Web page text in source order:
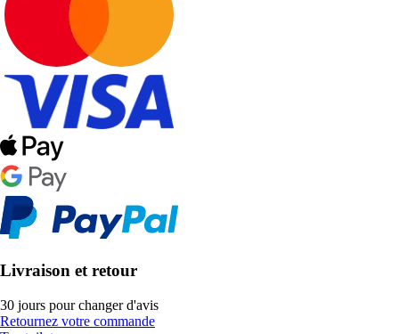
Livraison et retour
30 jours pour changer d'avis
Retournez votre commande